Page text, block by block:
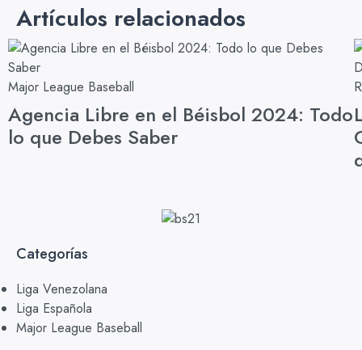
Artículos relacionados
Major League Baseball
Agencia Libre en el Béisbol 2024: Todo
lo que Debes Saber
Categorías
Liga Venezolana
Liga Española
Major League Baseball